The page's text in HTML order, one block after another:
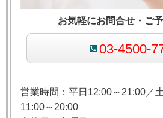
お気軽にお問合せ・ご
03-4500-
営業時間：平日12:00～21:00／
11:00～20:00